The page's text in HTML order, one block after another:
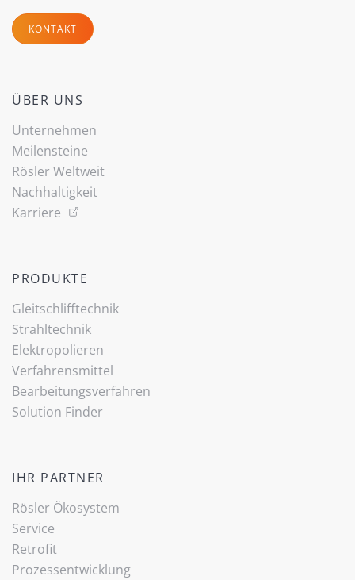
KONTAKT
ÜBER UNS
Unternehmen
Meilensteine
Rösler Weltweit
Nachhaltigkeit
Karriere
PRODUKTE
Gleitschlifftechnik
Strahltechnik
Elektropolieren
Verfahrensmittel
Bearbeitungsverfahren
Solution Finder
IHR PARTNER
Rösler Ökosystem
Service
Retrofit
Prozessentwicklung